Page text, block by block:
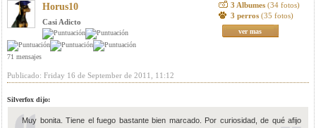
Horus10
Casi Adicto
71 mensajes
3 Albumes (34 fotos)
3 perros (35 fotos)
ver mas
Publicado: Friday 16 de September de 2011, 11:12
Silverfox dijo:
Muy bonita. Tiene el fuego bastante bien marcado. Por curiosidad, de qué afijo